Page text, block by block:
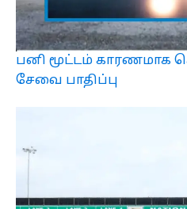
பனி மூட்டம்
சேவை பாதிப்பு